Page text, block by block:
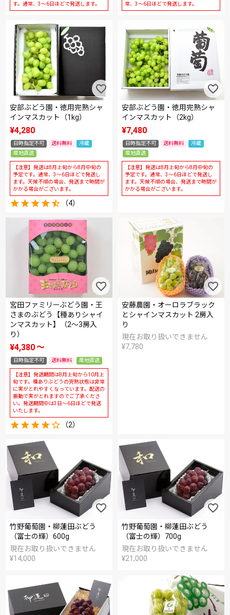
す。通常、3～6日ほどで発送します。
常、3～6日ほどで発送します。
安部ぶどう園・徳用完熟シャ
インマスカット（1kg）
¥4,280
日時指定不可 送料無料
冷蔵
産地直送
【注意】発送は8月上旬から8月中旬の
予定です。通常、3～6日ほどで発送し
ます。天候不順の場合、発送まで時間が
かかる場合がございます。
（4）
安部ぶどう園・徳用完熟シャ
インマスカット（2kg）
¥7,480
日時指定不可 送料無料
冷蔵
産地直送
【注意】発送は8月上旬から8月中旬の
予定です。通常、3～6日ほどで発送し
ます。天候不順の場合、発送まで時間が
かかる場合がございます。
宮田ファミリーぶどう園・王
さまのぶどう【種ありシャイ
ンマスカット】（2～3房入
り）
¥4,380〜
日時指定不可 送料無料 産地直送
【注意】発送期間は8月上旬から10月上
旬です。種ありぶどうの完熟状態は非常
に実がとれやすくなっています。配送の
振動で実がとれますのでご了承くださ
い。発送期間中は3日～6日ほどで発送
いたします。
（2）
安藤農園・オーロラブラック
とシャインマスカット 2房入
り
現在お取り扱いできません
¥7,780
竹野葡萄園・柳蓮田ぶどう
（富士の輝）600g
現在お取り扱いできません
¥14,000
竹野葡萄園・柳蓮田ぶどう
（富士の輝）700g
現在お取り扱いできません
¥21,000